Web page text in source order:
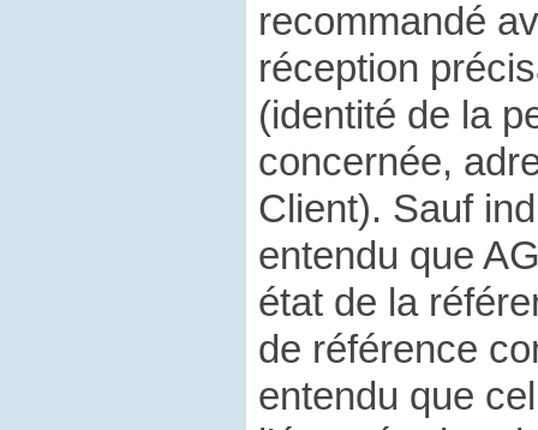
recommandé
réception
(identité de la
concernée,
Client). Sauf
entendu que
état de la
de référence
entendu que